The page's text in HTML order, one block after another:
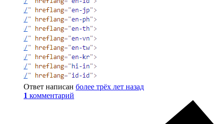
Ответ написан более трёх лет назад
1 комментарий